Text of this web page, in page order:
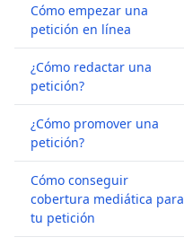
Cómo empezar una
petición en línea
¿Cómo redactar una
petición?
¿Cómo promover una
petición?
Cómo conseguir
cobertura mediática para
tu petición